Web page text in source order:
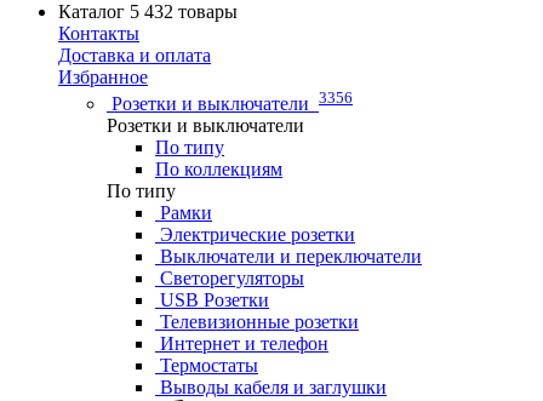
Каталог 5 432 товары
Контакты
Доставка и оплата
Избранное
Розетки и выключатели 3356
Розетки и выключатели
По типу
По коллекциям
По типу
Рамки
Электрические розетки
Выключатели и переключатели
Светорегуляторы
USB Розетки
Телевизионные розетки
Интернет и телефон
Термостаты
Выводы кабеля и заглушки